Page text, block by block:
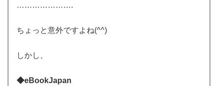
………………….
ちょっと意外ですよね(^^)
しかし、
◆eBookJapan